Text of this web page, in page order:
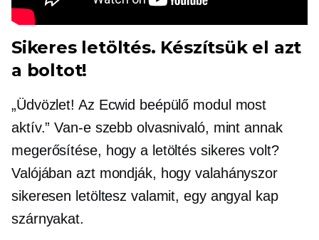
Sikeres letöltés. Készítsük el azt
a boltot!
„Üdvözlet! Az Ecwid beépülő modul most
aktív.” Van-e szebb olvasnivaló, mint annak
megerősítése, hogy a letöltés sikeres volt?
Valójában azt mondják, hogy valahányszor
sikeresen letöltesz valamit, egy angyal kap
szárnyakat.